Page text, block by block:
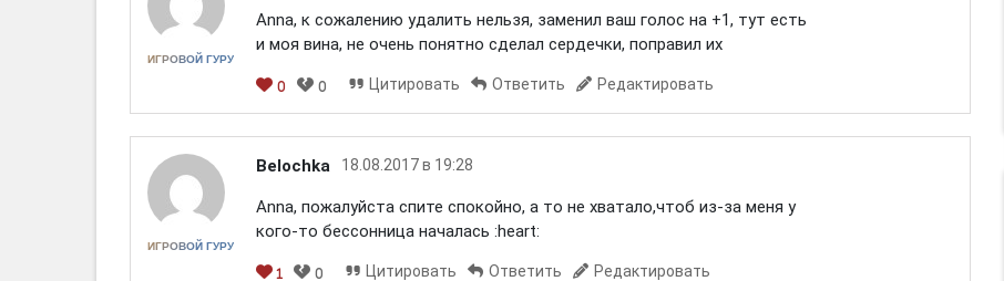
ИГРОВОЙ ГУРУ
Anna, к сожалению удалить нельзя, заменил ваш голос на +1, тут есть
и моя вина, не очень понятно сделал сердечки, поправил их
0 0 Цитировать Ответить Редактировать
ИГРОВОЙ ГУРУ
Belochka 18.08.2017 в 19:28
Anna, пожалуйста спите спокойно, а то не хватало,чтоб из-за меня у
кого-то бессонница началась :heart:
1 0 Цитировать Ответить Редактировать